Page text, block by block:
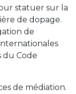
statuer sur la
de dopage.
de
du Code
de médiation.